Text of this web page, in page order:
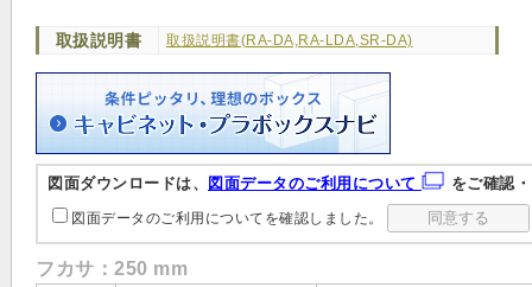
取扱説明書 取扱説明書(RA-DA,RA-LDA,SR-DA)
図面ダウンロードは、 図面データのご利用について をご確認
図面データのご利用についてを確認しました。
フカサ：250 mm